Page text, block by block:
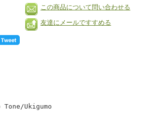
この商品について問い合わせる
友達にメールですすめる
Ukigumo